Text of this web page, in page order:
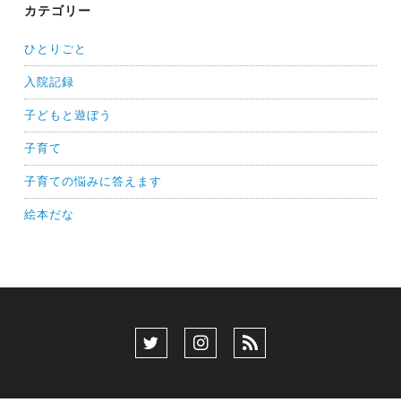
カテゴリー
ひとりごと
入院記録
子どもと遊ぼう
子育て
子育ての悩みに答えます
絵本だな